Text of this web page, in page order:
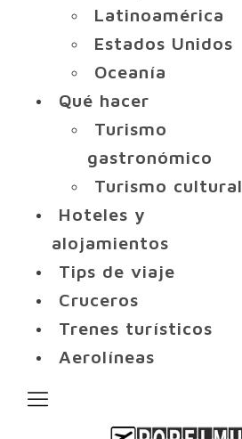
Latinoamérica
Estados Unidos
Oceanía
Qué hacer
Turismo
gastronómico
Turismo cultural
Hoteles y
alojamientos
Tips de viaje
Cruceros
Trenes turísticos
Aerolíneas